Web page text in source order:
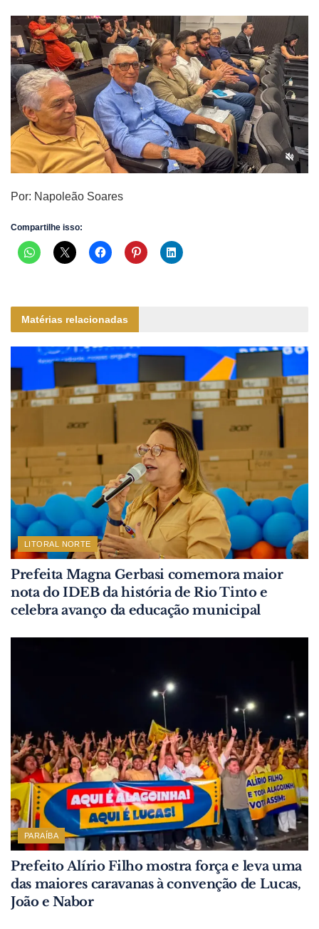
Por: Napoleão Soares
Compartilhe isso:
Matérias relacionadas
LITORAL NORTE
Prefeita Magna Gerbasi comemora maior
nota do IDEB da história de Rio Tinto e
celebra avanço da educação municipal
PARAÍBA
Prefeito Alírio Filho mostra força e leva uma
das maiores caravanas à convenção de Lucas,
João e Nabor